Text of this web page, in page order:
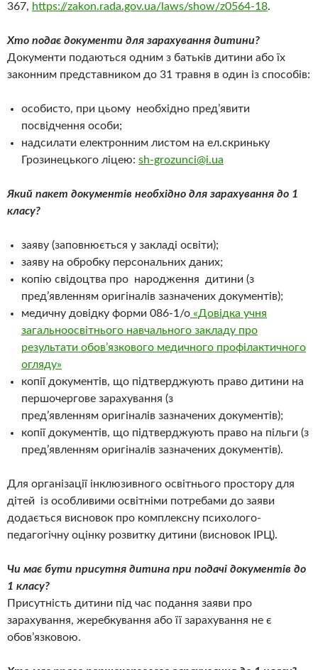
367, https://zakon.rada.gov.ua/laws/show/z0564-18.
Хто подає документи для зарахування дитини?
Документи подаються одним з батьків дитини або їх
законним представником до 31 травня в один із способів:
особисто, при цьому необхідно пред’явити
посвідчення особи;
надсилати електронним листом на ел.скриньку
Грозинецького ліцею: sh-grozunci@i.ua
Який пакет документів необхідно для зарахування до 1
класу?
заяву (заповнюється у закладі освіти);
заяву на обробку персональних даних;
копію свідоцтва про народження дитини (з
пред’явленням оригіналів зазначених документів);
медичну довідку форми 086-1/о «Довідка учня
загальноосвітнього навчального закладу про
результати обов’язкового медичного профілактичного
огляду»
копії документів, що підтверджують право дитини на
першочергове зарахування (з
пред’явленням оригіналів зазначених документів);
копії документів, що підтверджують право на пільги (з
пред’явленням оригіналів зазначених документів).
Для організації інклюзивного освітнього простору для
дітей із особливими освітніми потребами до заяви
додається висновок про комплексну психолого-
педагогічну оцінку розвитку дитини (висновок ІРЦ).
Чи має бути присутня дитина при подачі документів до
1 класу?
Присутність дитини під час подання заяви про
зарахування, жеребкування або її зарахування не є
обов’язковою.